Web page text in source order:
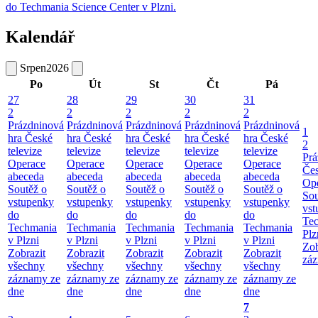
do Techmania Science Center v Plzni.
Kalendář
Srpen2026
Po
Út St Čt
Pá
27
2
Prázdninová
hra České
televize
Operace
abeceda
Soutěž o
vstupenky
do
Techmania
v Plzni
Zobrazit
všechny
záznamy ze
dne
28
2
Prázdninová
hra České
televize
Operace
abeceda
Soutěž o
vstupenky
do
Techmania
v Plzni
Zobrazit
všechny
záznamy ze
dne
29
2
Prázdninová
hra České
televize
Operace
abeceda
Soutěž o
vstupenky
do
Techmania
v Plzni
Zobrazit
všechny
záznamy ze
dne
30
2
Prázdninová
hra České
televize
Operace
abeceda
Soutěž o
vstupenky
do
Techmania
v Plzni
Zobrazit
všechny
záznamy ze
dne
31
2
Prázdninová
hra České
televize
Operace
abeceda
Soutěž o
vstupenky
do
Techmania
v Plzni
Zobrazit
všechny
záznamy ze
dne
1
2
7